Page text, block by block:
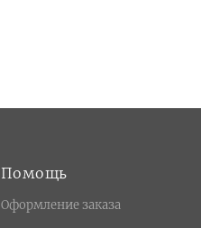
Помощь
Оформление заказа